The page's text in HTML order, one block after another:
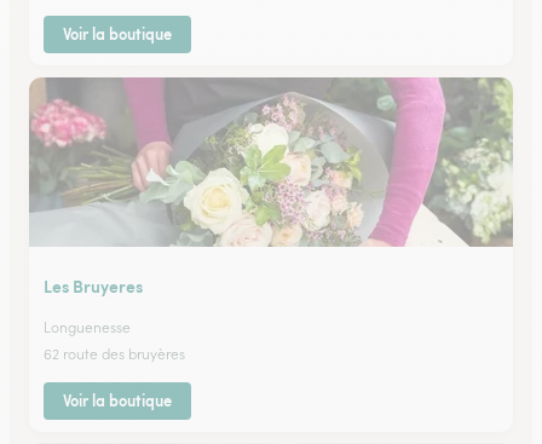
Voir la boutique
Les Bruyeres
Longuenesse
62 route des bruyères
Voir la boutique